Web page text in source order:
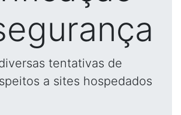
tentativas de
a sites hospedados